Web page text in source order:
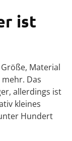
ist
Material
Das
allerdings ist
kleines
Hundert